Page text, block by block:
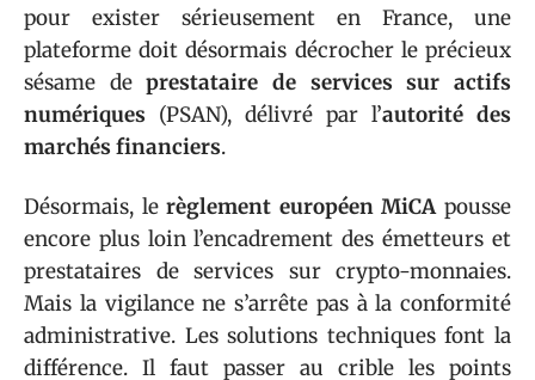
pour exister sérieusement en France, une
plateforme doit désormais décrocher le précieux
sésame deprestataire de services sur actifs
numériques (PSAN), délivré par l’autorité des
marchés financiers.
Désormais, lerèglement européen MiCApousse
encore plus loin l’encadrement des émetteurs et
prestataires de services sur crypto-monnaies.
Mais la vigilance ne s’arrête pas à la conformité
administrative. Les solutions techniques font la
différence. Il faut passer au crible les points